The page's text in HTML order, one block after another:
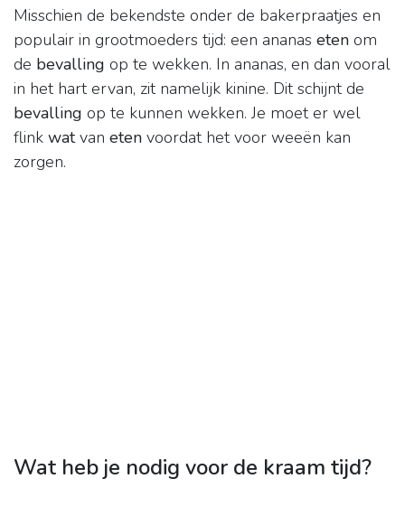
Misschien de bekendste onder de bakerpraatjes en
populair in grootmoeders tijd: een ananas eten om
de bevalling op te wekken. In ananas, en dan vooral
in het hart ervan, zit namelijk kinine. Dit schijnt de
bevalling op te kunnen wekken. Je moet er wel
flink watvan eten voordat het voor weeën kan
zorgen.
Wat heb je nodig voor de kraam tijd?